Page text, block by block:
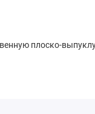
плоско-